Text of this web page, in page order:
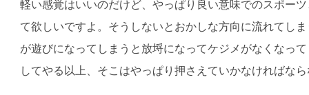
軽い感覚はいいのだけど、やっぱり良い意味でのスポー
て欲しいですよ。そうしないとおかしな方向に流れてし
が遊びになってしまうと放埒になってケジメがなくなっ
してやる以上、そこはやっぱり押さえていかなければな